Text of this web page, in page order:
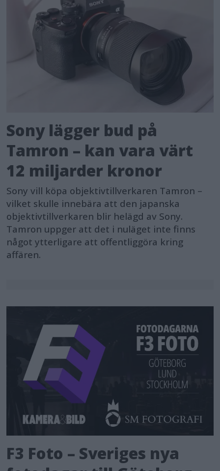
Sony lägger bud på
Tamron – kan vara värt
12 miljarder kronor
Sony vill köpa objektivtillverkaren Tamron –
vilket skulle innebära att den japanska
objektivtillverkaren blir helägd av Sony.
Tamron uppger att det i nuläget inte finns
något ytterligare att offentliggöra kring
affären.
F3 Foto – Sveriges nya